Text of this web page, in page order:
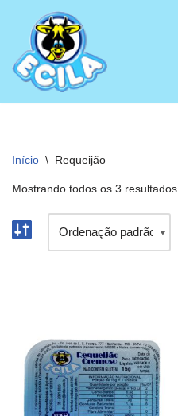
Pular
para
o
Início \ Requeijão
Mostrando todos os 3 resultados